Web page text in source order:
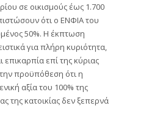
σε οικισμούς έως 1.700
ότι ο ΕΝΦΙΑ του
50%. Η έκπτωση
για πλήρη κυριότητα,
επικαρπία επί της κύριας
προϋπόθεση ότι η
αξία του 100% της
της κατοικίας δεν ξεπερνά